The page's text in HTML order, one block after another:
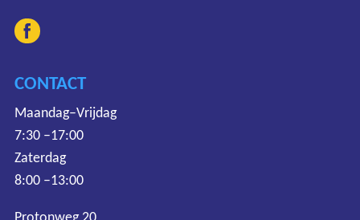
CONTACT
Maandag–Vrijdag
7:30 –17:00
Zaterdag
8:00 –13:00